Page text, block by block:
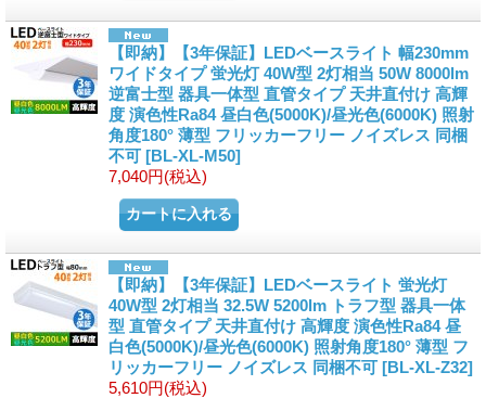
【即納】【3年保証】LEDベースライト 幅230mm
ワイドタイプ 蛍光灯 40W型 2灯相当 50W 8000lm
逆富士型 器具一体型 直管タイプ 天井直付け 高輝
度 演色性Ra84 昼白色(5000K)/昼光色(6000K) 照射
角度180° 薄型 フリッカーフリー ノイズレス 同梱
不可 [BL-XL-M50]
7,040円(税込)
【即納】【3年保証】LEDベースライト 蛍光灯
40W型 2灯相当 32.5W 5200lm トラフ型 器具一体
型 直管タイプ 天井直付け 高輝度 演色性Ra84 昼
白色(5000K)/昼光色(6000K) 照射角度180° 薄型 フ
リッカーフリー ノイズレス 同梱不可 [BL-XL-Z32]
5,610円(税込)